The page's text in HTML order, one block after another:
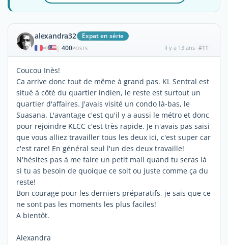
alexandra32 Expat en série
| 400POSTS il y a 13 ans #11
Coucou Inès!
Ca arrive donc tout de même à grand pas. KL Sentral est
situé à côté du quartier indien, le reste est surtout un
quartier d'affaires. J'avais visité un condo là-bas, le
Suasana. L'avantage c'est qu'il y a aussi le métro et donc
pour rejoindre KLCC c'est très rapide. Je n'avais pas saisi
que vous alliez travailler tous les deux ici, c'est super car
c'est rare! En général seul l'un des deux travaille!
N'hésites pas à me faire un petit mail quand tu seras là
si tu as besoin de quoique ce soit ou juste comme ça du
reste!
Bon courage pour les derniers préparatifs, je sais que ce
ne sont pas les moments les plus faciles!
A bientôt.
Alexandra